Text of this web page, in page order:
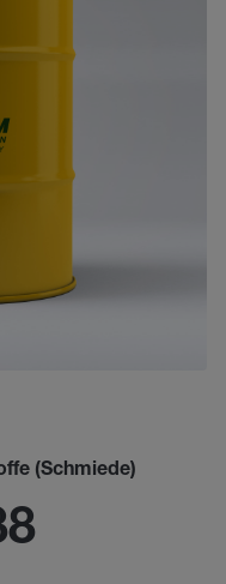
(Schmiede)